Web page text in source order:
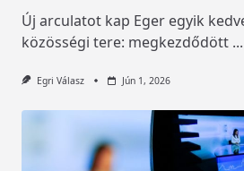
Új arculatot kap Eger egyik
közösségi tere: megkezdődött ...
Egri Válasz Jún 1, 2026